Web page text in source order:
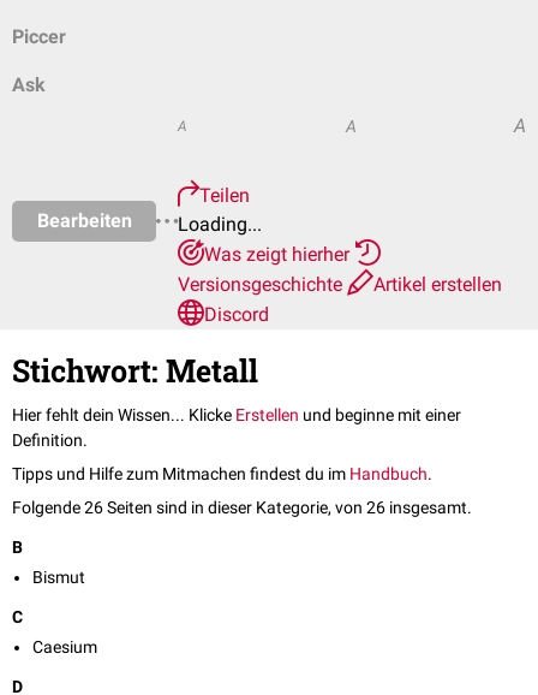
Piccer
Ask
Bearbeiten
A A A
Teilen
Loading...
Was zeigt hierher
Versionsgeschichte
Artikel erstellen
Discord
Stichwort: Metall
Hier fehlt dein Wissen... Klicke Erstellen und beginne mit einer
Definition.
Tipps und Hilfe zum Mitmachen findest du im Handbuch.
Folgende 26 Seiten sind in dieser Kategorie, von 26 insgesamt.
B
Bismut
C
Caesium
D